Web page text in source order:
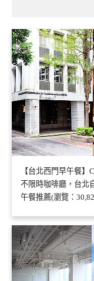
【台北西門早午餐
不限時咖啡廳，台北
午餐推薦(瀏覽：